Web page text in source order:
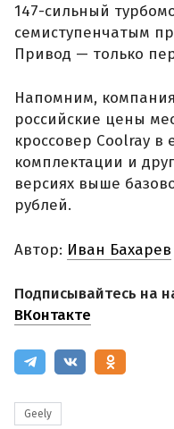
147-сильный
семиступенчатым
Привод — только
Напомним,
российские цены
кроссовер Coolray в
комплектации и
версиях выше
рублей.
Автор: Иван Бахарев
Подписывайтесь на
ВКонтакте
Geely